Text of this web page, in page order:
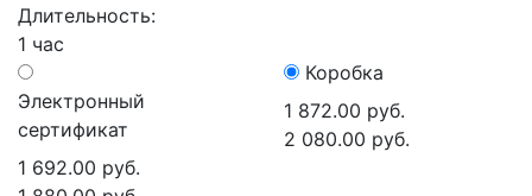
Длительность:
1 час
Электронный
сертификат
1 692.00 руб.
Коробка
1 872.00 руб.
2 080.00 руб.